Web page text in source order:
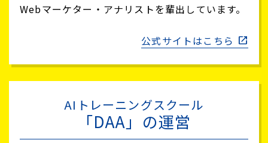
Webマーケター・アナリストを輩出しています。
公式サイトはこちら
AIトレーニングスクール
「DAA」の運営